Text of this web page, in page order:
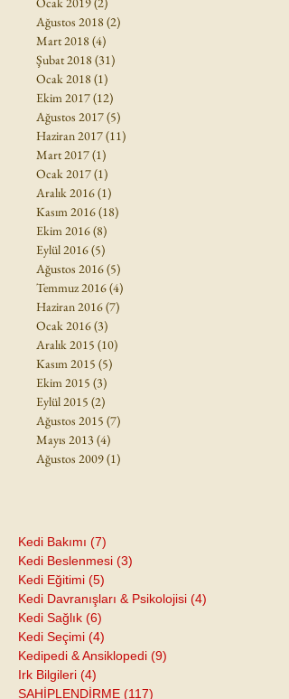
Ağustos 2018 (2)
Mart 2018 (4)
Şubat 2018 (31)
Ocak 2018 (1)
Ekim 2017(12)
Ağustos 2017(5)
Haziran 2017(11)
Mart 2017(1)
Ocak 2017(1)
Aralık 2016(1)
Kasım 2016(18)
Ekim 2016(8)
Eylül 2016(5)
Ağustos 2016(5)
Temmuz 2016(4)
Haziran 2016(7)
Ocak 2016(3)
Aralık 2015 (10)
Kasım 2015 (5)
Ekim 2015 (3)
Eylül 2015 (2)
Ağustos 2015 (7)
Mayıs 2013 (4)
Ağustos 2009(1)
Kedi Bakımı (7)
Kedi Beslenmesi (3)
Kedi Eğitimi (5)
Kedi Davranışları & Psikolojisi (4)
Kedi Sağlık (6)
Kedi Seçimi (4)
Kedipedi & Ansiklopedi (9)
Irk Bilgileri (4)
SAHİPLENDİRME (117)